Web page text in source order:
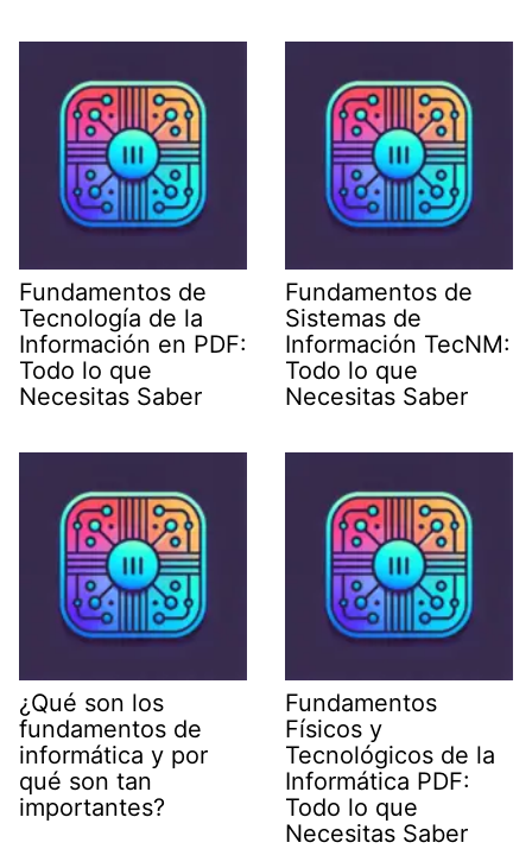
Fundamentos de
Tecnología de la
Información en PDF:
Todo lo que
Necesitas Saber
Fundamentos de
Sistemas de
Información TecNM:
Todo lo que
Necesitas Saber
¿Qué son los
fundamentos de
informática y por
qué son tan
importantes?
Fundamentos
Físicos y
Tecnológicos de la
Informática PDF:
Todo lo que
Necesitas Saber